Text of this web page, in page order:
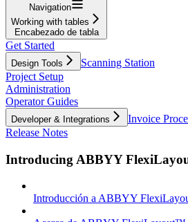
Navigation
Working with tables
Encabezado de tabla
Get Started
Design Tools
Scanning Station
Project Setup
Administration
Operator Guides
Developer & Integrations
Invoice
Release Notes
Introducing ABBYY
Introducción a ABBYY